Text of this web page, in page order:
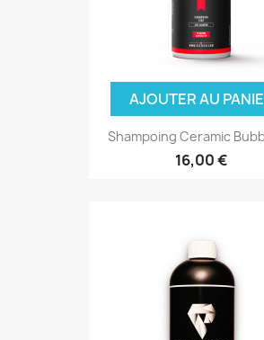
AJOUTER AU
Shampoing Ceramic
16,00 €